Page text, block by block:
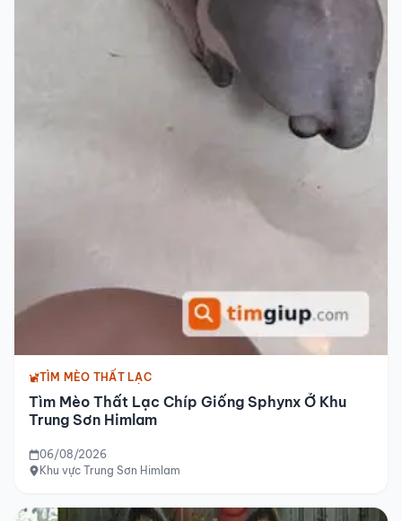
TÌM MÈO THẤT LẠC
Tìm Mèo Thất Lạc Chíp Giống Sphynx Ở Khu
Trung Sơn Himlam
06/08/2026
Khu vực Trung Sơn Himlam